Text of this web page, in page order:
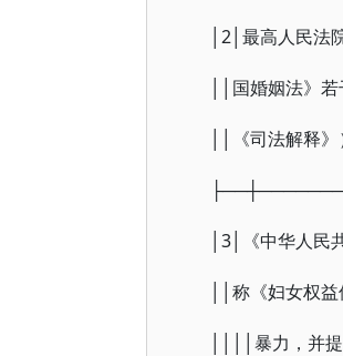
│2│最高人民法
││国婚姻法》
││《司法解释》
│3│《中华人
││称《妇女权
││││暴力，并